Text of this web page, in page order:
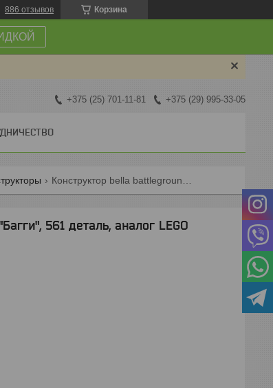
Корзина
886 отзывов
+375 (25) 701-11-81 +375 (29) 995-33-05
561 деталь, аналог LEGO